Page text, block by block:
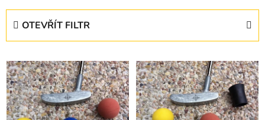
p
r
o
d
OTEVŘÍT FILTR
V
ý
p
i